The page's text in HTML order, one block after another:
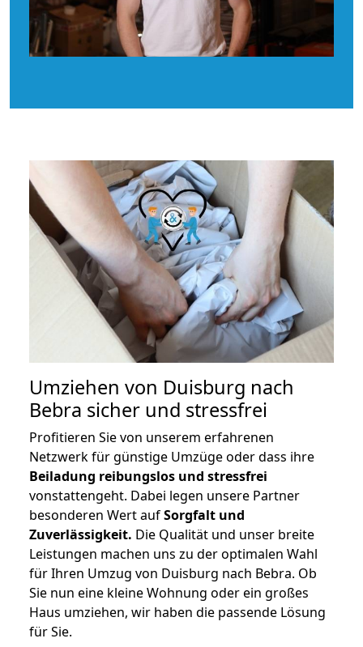
Umziehen von Duisburg nach
Bebra sicher und stressfrei
Profitieren Sie von unserem erfahrenen
Netzwerk für günstige Umzüge oder dass ihre
Beiladung reibungslos und stressfrei
vonstattengeht. Dabei legen unsere Partner
besonderen Wert aufSorgfalt und
Zuverlässigkeit. Die Qualität und unser breite
Leistungen machen uns zu der optimalen Wahl
für Ihren Umzug von Duisburg nach Bebra. Ob
Sie nun eine kleine Wohnung oder ein großes
Haus umziehen, wir haben die passende Lösung
für Sie.